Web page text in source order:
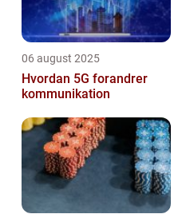
06 august 2025
Hvordan 5G forandrer
kommunikation